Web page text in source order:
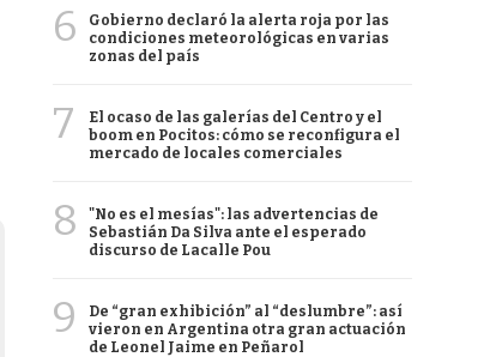
6
Gobierno declaró la alerta roja por las
condiciones meteorológicas en varias
zonas del país
7
El ocaso de las galerías del Centro y el
boom en Pocitos: cómo se reconfigura el
mercado de locales comerciales
8
"No es el mesías": las advertencias de
Sebastián Da Silva ante el esperado
discurso de Lacalle Pou
9
De “gran exhibición” al “deslumbre”: así
vieron en Argentina otra gran actuación
de Leonel Jaime en Peñarol